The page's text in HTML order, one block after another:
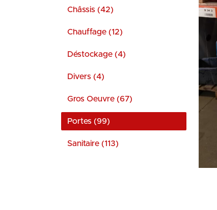
Châssis (42)
Chauffage (12)
Déstockage (4)
Divers (4)
Gros Oeuvre (67)
Portes (99)
Sanitaire (113)